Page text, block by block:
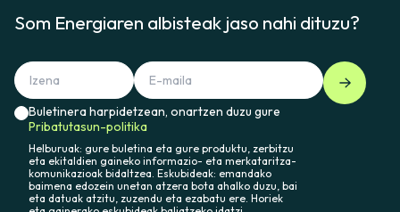
Som Energiaren albisteak jaso nahi dituzu?
Buletinera harpidetzean, onartzen duzu gure
Pribatutasun-politika
Helburuak: gure buletina eta gure produktu, zerbitzu
eta ekitaldien gaineko informazio- eta merkataritza-
komunikazioak bidaltzea. Eskubideak: emandako
baimena edozein unetan atzera bota ahalko duzu, bai
eta datuak atzitu, zuzendu eta ezabatu ere. Horiek